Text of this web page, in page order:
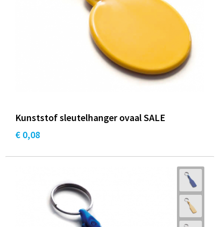
Kunststof sleutelhanger ovaal SALE
€ 0,08